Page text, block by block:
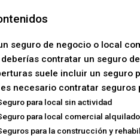
seguro de negocio o local
deberías contratar un seguro
suele incluir un seguro
es necesario contratar
para local sin actividad
para local comercial alquilado
para la construcción y